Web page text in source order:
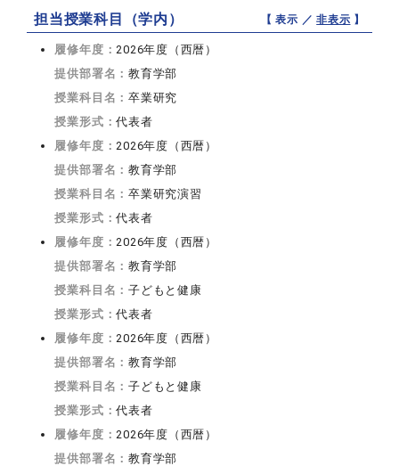
担当授業科目（学内） 【 表示 ／非表示 】
履修年度：2026年度（西暦）
提供部署名：教育学部
授業科目名：卒業研究
授業形式：代表者
履修年度：2026年度（西暦）
提供部署名：教育学部
授業科目名：卒業研究演習
授業形式：代表者
履修年度：2026年度（西暦）
提供部署名：教育学部
授業科目名：子どもと健康
授業形式：代表者
履修年度：2026年度（西暦）
提供部署名：教育学部
授業科目名：子どもと健康
授業形式：代表者
履修年度：2026年度（西暦）
提供部署名：教育学部